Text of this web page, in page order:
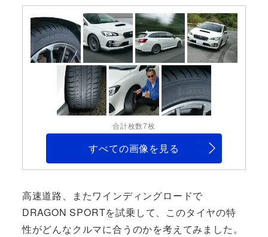
合計枚数7枚
すべての画像を見る
高速道路、またワインディングロードで
DRAGON SPORTを試乗して、このタイヤの特
性がどんなクルマに合うのかを考えてみました。